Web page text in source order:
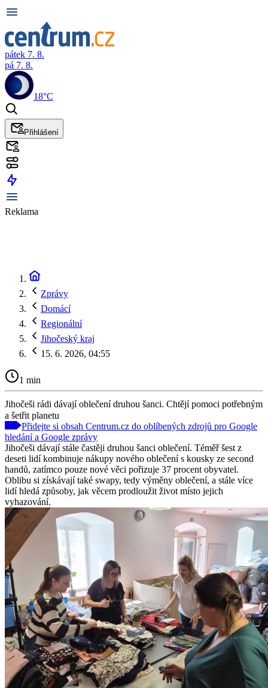
pátek 7. 8.
pá 7. 8.
18°C
Přihlášení
Reklama
Zprávy
Domácí
Regionální
Jihočeský kraj
15. 6. 2026, 04:55
1 min
Jihočeši rádi dávají oblečení druhou šanci. Chtějí pomoci potřebným
a šetřit planetu
Přidejte si obsah Centrum.cz do oblíbených zdrojů pro Google
hledání a Google zprávy
Jihočeši dávají stále častěji druhou šanci oblečení. Téměř šest z
deseti lidí kombinuje nákupy nového oblečení s kousky ze second
handů, zatímco pouze nové věci pořizuje 37 procent obyvatel.
Oblibu si získávají také swapy, tedy výměny oblečení, a stále více
lidí hledá způsoby, jak věcem prodloužit život místo jejich
vyhazování.